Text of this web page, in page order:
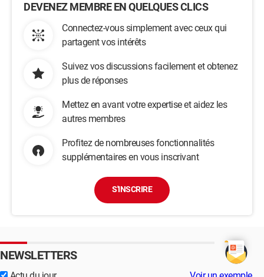
DEVENEZ MEMBRE EN QUELQUES CLICS
Connectez-vous simplement avec ceux qui
partagent vos intérêts
Suivez vos discussions facilement et obtenez
plus de réponses
Mettez en avant votre expertise et aidez les
autres membres
Profitez de nombreuses fonctionnalités
supplémentaires en vous inscrivant
S'INSCRIRE
NEWSLETTERS